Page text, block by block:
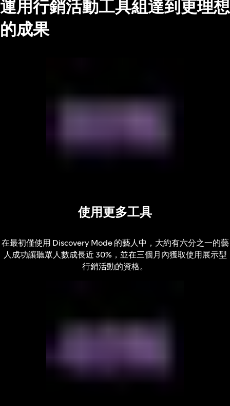
運用行銷活動工具組達到更理想
的成果
使用更多工具
在最初僅使用 Discovery Mode 的藝人中，大約有六分之一的藝
人成功讓聽眾人數成長近 30%，並在三個月內獲取使用展示型
行銷活動的資格。